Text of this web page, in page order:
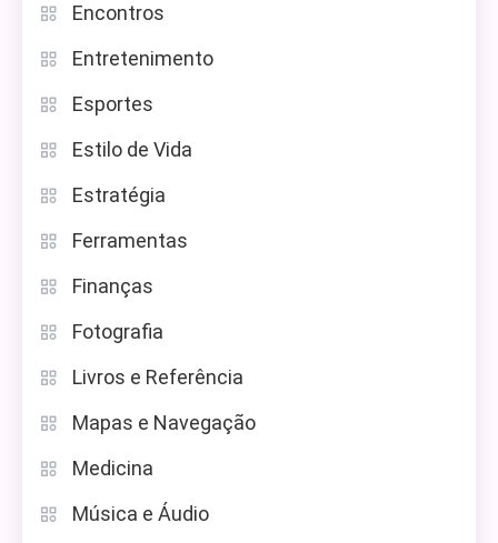
Encontros
Entretenimento
Esportes
Estilo de Vida
Estratégia
Ferramentas
Finanças
Fotografia
Livros e Referência
Mapas e Navegação
Medicina
Música e Áudio